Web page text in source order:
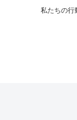
私たちの行